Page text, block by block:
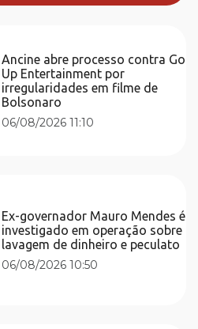
Ancine abre processo contra Go
Up Entertainment por
irregularidades em filme de
Bolsonaro
06/08/2026 11:10
Ex-governador Mauro Mendes é
investigado em operação sobre
lavagem de dinheiro e peculato
06/08/2026 10:50